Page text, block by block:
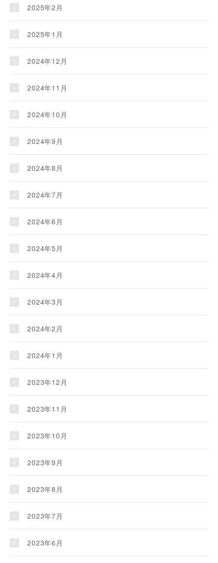
2025年2月
2025年1月
2024年12月
2024年11月
2024年10月
2024年9月
2024年8月
2024年7月
2024年6月
2024年5月
2024年4月
2024年3月
2024年2月
2024年1月
2023年12月
2023年11月
2023年10月
2023年9月
2023年8月
2023年7月
2023年6月